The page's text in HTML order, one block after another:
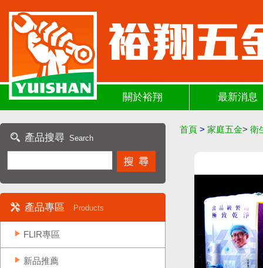
關於裕翔 最新消息
產品搜尋 Search
產品專區 Products
FLIR專區
新品推薦
首頁 > 家庭五金> 衛